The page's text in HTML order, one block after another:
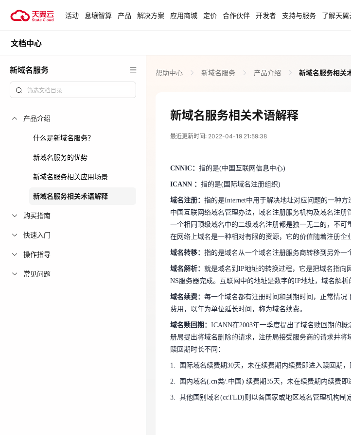
试用，产品折扣等，助您降本增
安全隔离版OpenClaw NEW 聚力AI赋
企业出海解决方案
助力您的业务扬帆出海，通达全球！
云上钜惠
爆款云主机全场特惠，2核4G只要1.8折起！
奖励
免费活动
免费试用中心 HOT
多款云产品免费试用，快来开启云上之旅
天翼云用
您的洞察
活动 息壤智算 产品 解决方案 应用商城 定价 合作伙伴 开发者 支持与服务 了解天翼
文档中心
新域名服务
产品介绍
什么是新域名服务？
新域名服务的优势
新域名服务相关应用场景
新域名服务相关术语解释
购买指南
快速入门
操作指导
常见问题
帮助中心 新域名服务 产品介绍 新域名服务相关
新域名服务相关术语解释
最近更新时间: 2022-04-19 21:59:38
2022-04-19 13:59:38
中国互联网络域名管理办法，域名注册服务机构及域名注
一个相同顶级域名中的二级域名注册都是独一无二的，不
在网络上域名是一种相对有限的资源，它的价值随着注册
域名转移：指的是域名从一个域名注册服务商转移到另外一
NS服务器完成。互联网中的地址是数字的IP地址，域名解析
域名续费： 每一个域名都有注册时间和到期时间，正常情况
费用，以年为单位延长时间，称为域名续费。
域名赎回期：
ICANN在2003年一季度提出了域名赎回期的
册局提出将域名删除的请求，注册局接受服务商的请求并
赎回期时长不同：
1. 国际域名续费期30天，未在续费期内续费即进入赎回期
CNNIC： 指的是(中国互联网信息中心)
ICANN ： 指的是(国际域名注册组织)
域名注册： 指的是Internet中用于解决地址对应问题的一种
中国互联网络域名管理办法，域名注册服务机构及域名注
一个相同顶级域名中的二级域名注册都是独一无二的，不
在网络上域名是一种相对有限的资源，它的价值随着注册企
域名转移： 指的是域名从一个域名注册服务商转移到另外一
域名解析： 就是域名到IP地址的转换过程，它是把域名指
NS服务器完成。互联网中的地址是数字的IP地址，域名解析
域名续费： 每一个域名都有注册时间和到期时间，正常情
费用，以年为单位延长时间，称为域名续费。
域名赎回期： ICANN在2003年一季度提出了域名赎回期的
册局提出将域名删除的请求，注册局接受服务商的请求并
赎回期时长不同：
1. 国际域名续费期30天，未在续费期内续费即进入赎回期，
2. 国内域名(.cn类/.中国) 续费期35天，未在续费期内续费即
3. 其他国别域名(ccTLD)则以各国家或地区域名管理机构制